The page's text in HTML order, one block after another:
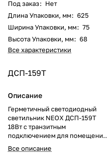
Под заказ: Нет
Длина Упаковки, мм: 625
Ширина Упаковки, мм: 75
Высота Упаковки, мм: 68
Все характеристики
ДСП-159Т
Описание
Герметичный светодиодный
светильник NEOX ДСП-159Т
18Вт с транзитным
подключением для помещений
с повышенной влажностью и
запыленностью. Модель с
Все описание